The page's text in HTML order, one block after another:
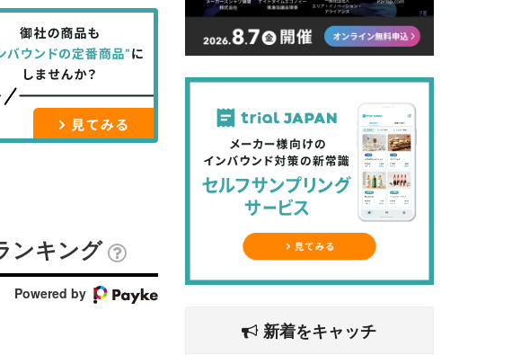
マ
ガ
登
録
す
ンキング
Powered by
新着をキャッチ